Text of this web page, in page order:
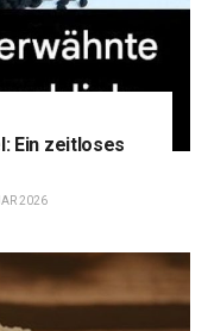
Ein zeitloses
2026